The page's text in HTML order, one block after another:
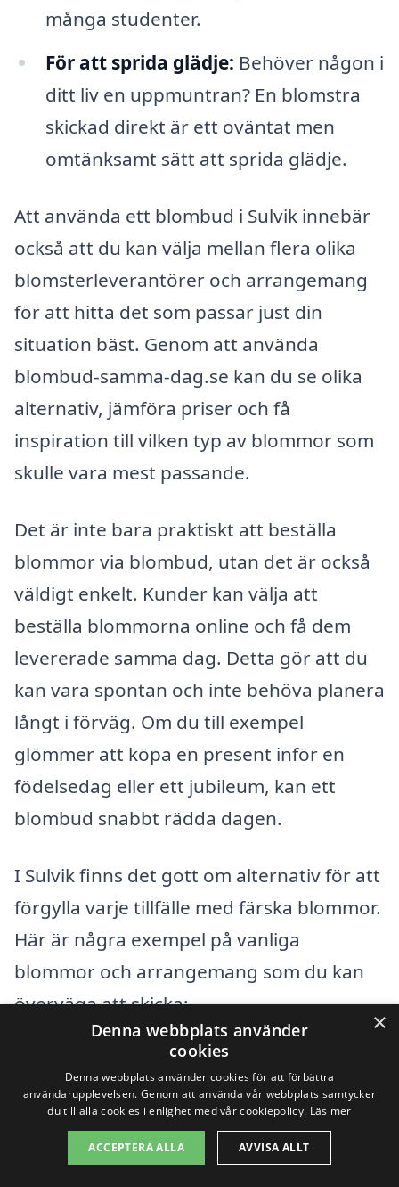
många studenter.
För att sprida glädje: Behöver någon i
ditt liv en uppmuntran? En blomstra
skickad direkt är ett oväntat men
omtänksamt sätt att sprida glädje.
Att använda ett blombud i Sulvik innebär
också att du kan välja mellan flera olika
blomsterleverantörer och arrangemang
för att hitta det som passar just din
situation bäst. Genom att använda
blombud-samma-dag.se kan du se olika
alternativ, jämföra priser och få
inspiration till vilken typ av blommor som
skulle vara mest passande.
Det är inte bara praktiskt att beställa
blommor via blombud, utan det är också
väldigt enkelt. Kunder kan välja att
beställa blommorna online och få dem
levererade samma dag. Detta gör att du
kan vara spontan och inte behöva planera
långt i förväg. Om du till exempel
glömmer att köpa en present inför en
födelsedag eller ett jubileum, kan ett
blombud snabbt rädda dagen.
I Sulvik finns det gott om alternativ för att
förgylla varje tillfälle med färska blommor.
Här är några exempel på vanliga
blommor och arrangemang som du kan
överväga att skicka:
Rosor – klassiska blommor som passar
perfekt för romantiska tillfällen.
Liljor – eleganta och doftande,
utmärkta för både bröllop och
×
Denna webbplats använder
cookies
Denna webbplats använder cookies för att förbättra
användarupplevelsen. Genom att använda vår webbplats samtycker
du till alla cookies i enlighet med vår cookiepolicy. Läs mer
ACCEPTERA ALLA AVVISA ALLT